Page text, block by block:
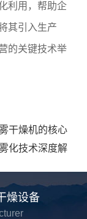
利用，帮助企
其引入生产
的关键技术举
干燥机的核心
化技术深度解
燥设备